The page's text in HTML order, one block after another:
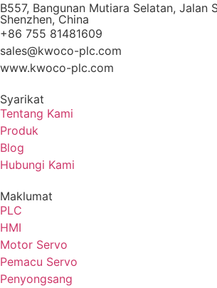
B557, Bangunan Mutiara Selatan, Jalan
Shenzhen, China
+86 755 81481609
sales@kwoco-plc.com
www.kwoco-plc.com
Syarikat
Tentang Kami
Produk
Blog
Hubungi Kami
Maklumat
PLC
HMI
Motor Servo
Pemacu Servo
Penyongsang